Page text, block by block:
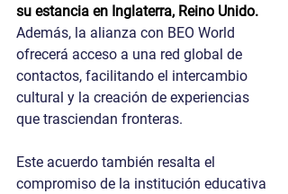
su estancia en Inglaterra, Reino Unido.
Además, la alianza con BEO World
ofrecerá acceso a una red global de
contactos, facilitando el intercambio
cultural y la creación de experiencias
que trasciendan fronteras.
Este acuerdo también resalta el
compromiso de la institución educativa